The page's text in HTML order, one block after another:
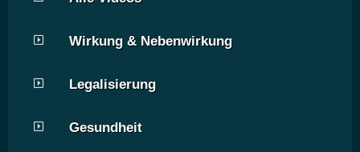
Wirkung & Nebenwirkung
Legalisierung
Gesundheit